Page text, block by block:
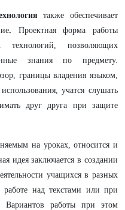
также обеспечивает
. Проектная форма работы
позволяющих
знания по предмету.
границы владения языком,
учатся слушать
друг друга при защите
на уроках, относится и
идея заключается в создании
учащихся в разных
над текстами или при
Вариантов работы при этом